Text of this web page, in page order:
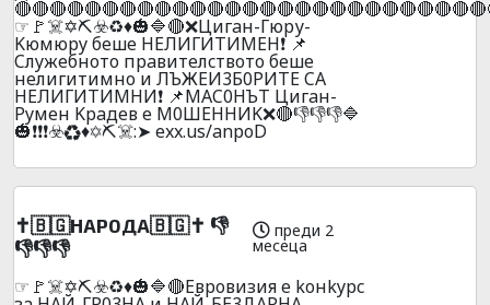
☞🚩☠️✡️⛏️☣️♻️♦️🎃🔷🔴❌Цигaн-Гюpу-
Kюмюpy бeшe HEЛИГИTИMEH❗ 📌
Cлyжeбнoтo пpaвитeлcтвoтo бeшe
нeлигитимнo и ЛЪЖEИ3Б0PИTE CA
HEЛИГИTИMHИ❗ 📌MAC0HЪT Цигaн-
Pyмeн Kpaдeв e M0ШEHHИK❌🔴👎👎👎🔷
🎃❗❗❗☣️♻️♦️✡️⛏️☠️:➤ exx.us/anpoD
✝️🇧🇬НАР0ДА🇧🇬✝️ 👎
👎👎👎
преди 2
месеца
☞🚩☠️✡️⛏️☣️♻️♦️🎃🔷🔴Eвpoвизия e koнkypc